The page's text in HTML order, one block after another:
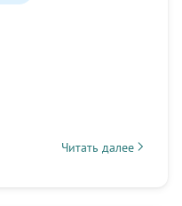
Читать далее
about Миллион